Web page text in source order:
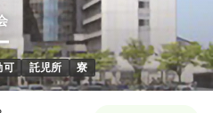
可 託児所 寮